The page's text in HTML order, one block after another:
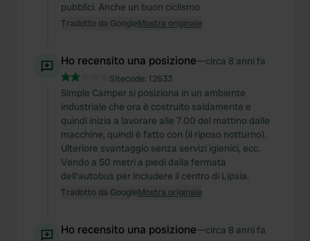
pubblici. Anche un buon ciclismo
Tradotto da GoogleMostra originale
Ho recensito una posizione—circa 8 anni fa
Sitecode: 12633
Simple Camper si posiziona in un ambiente
industriale che ora è costruito saldamente e
quindi inizia a lavorare alle 7.00 del mattino dalle
macchine, quindi è fatto con (il riposo notturno).
Ulteriore svantaggio senza servizi igienici, ecc.
Vendo a 50 metri a piedi dalla fermata
dell'autobus per includere il centro di Lipsia.
Tradotto da GoogleMostra originale
Ho recensito una posizione—circa 8 anni fa